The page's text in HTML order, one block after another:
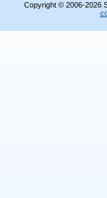
Copyright © 2006-2026